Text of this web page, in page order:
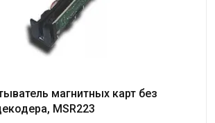
магнитных карт без
MSR223